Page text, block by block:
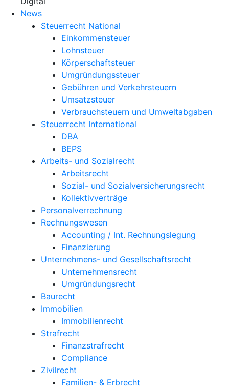
News
Steuerrecht National
Einkommensteuer
Lohnsteuer
Körperschaftsteuer
Umgründungssteuer
Gebühren und Verkehrsteuern
Umsatzsteuer
Verbrauchsteuern und Umweltabgaben
Steuerrecht International
DBA
BEPS
Arbeits- und Sozialrecht
Arbeitsrecht
Sozial- und Sozialversicherungsrecht
Kollektivverträge
Personalverrechnung
Rechnungswesen
Accounting / Int. Rechnungslegung
Finanzierung
Unternehmens- und Gesellschaftsrecht
Unternehmensrecht
Umgründungsrecht
Baurecht
Immobilien
Immobilienrecht
Strafrecht
Finanzstrafrecht
Compliance
Zivilrecht
Familien- & Erbrecht